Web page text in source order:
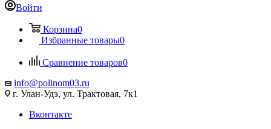
Войти
Корзина0
Избранные товары0
Сравнение товаров0
info@polinom03.ru
г. Улан-Удэ, ул. Трактовая, 7к1
Вконтакте